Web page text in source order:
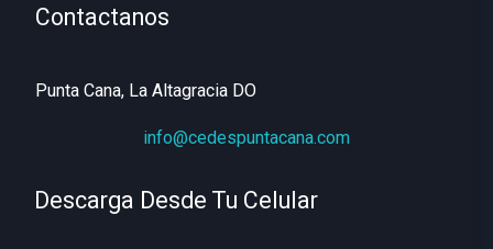
Contactanos
Punta Cana, La Altagracia DO
info@cedespuntacana.com
Descarga Desde Tu Celular